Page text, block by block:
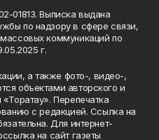
01813. Выписка выдана
по надзору в сфере связи,
коммуникаций по
г.
а также фото-, видео-,
объектами авторского и
Перепечатка
с редакцией. Ссылка на
Для интернет-
на сайт газеты